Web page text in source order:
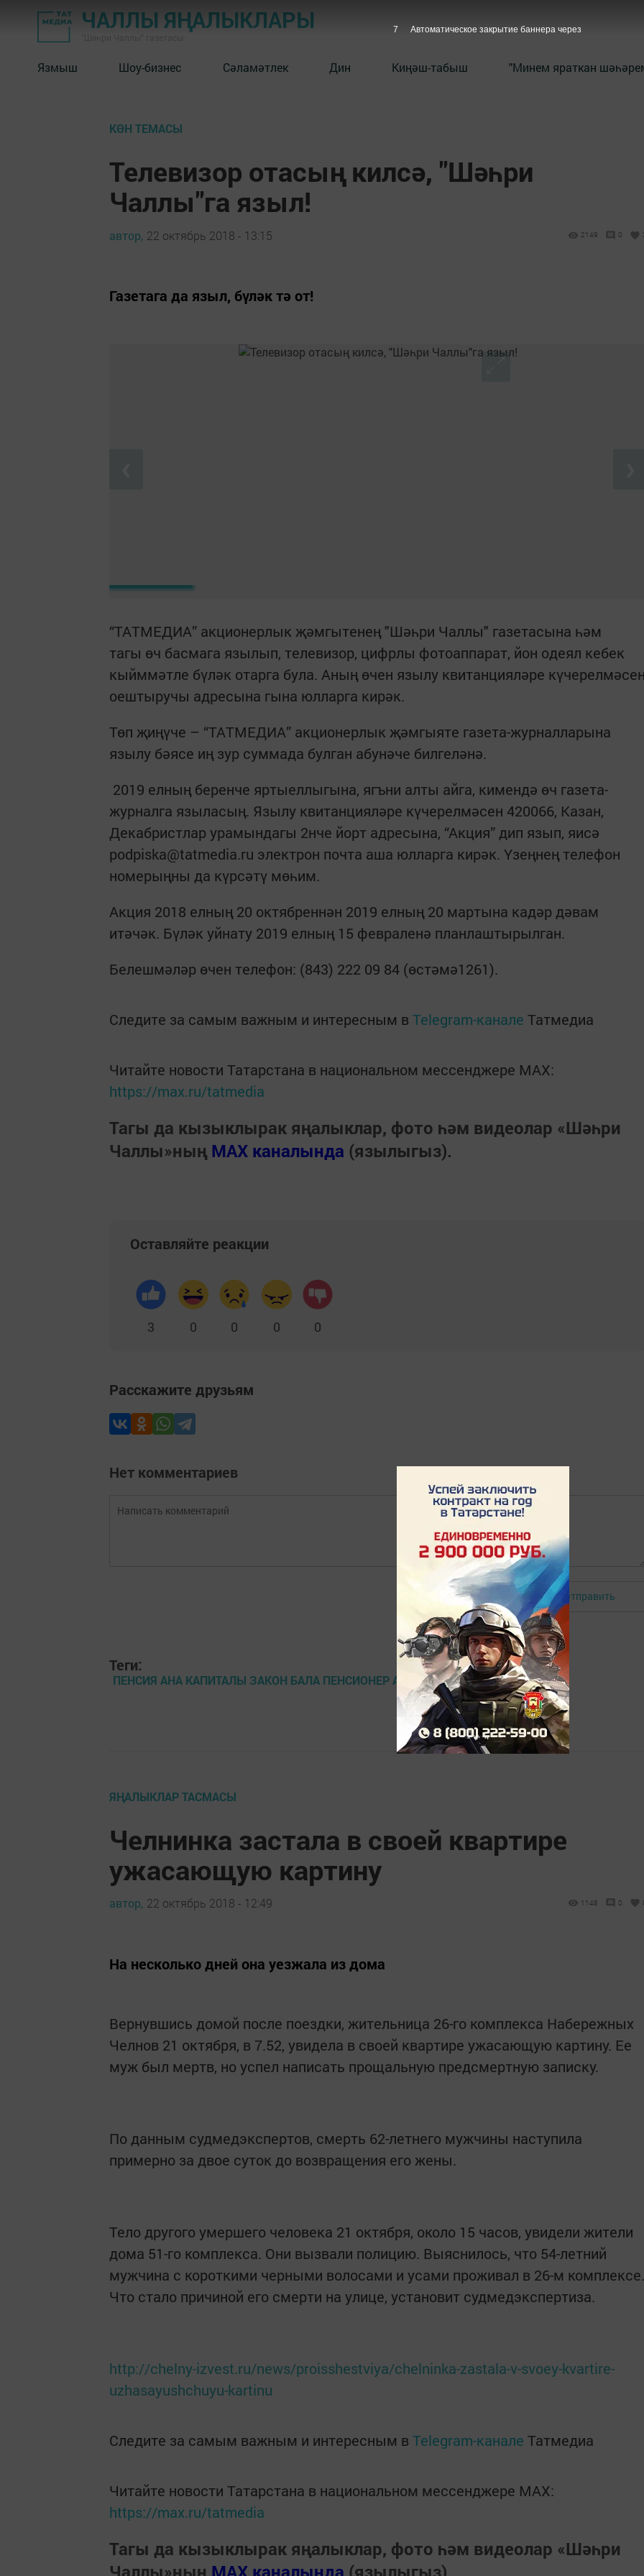
ЧАЛЛЫ ЯҢАЛЫКЛАРЫ
Язмыш Шоу-бизнес Сәламәтлек Дин Киңәш-табыш "Минем яраткан
КӨН ТЕМАСЫ
Телевизор отасың килсә, "Шәһри
Чаллы"га языл!
автор, 22 октябрь 2018 - 13:15 2149 0
Газетага да языл, бүләк тә от!
“ТАТМЕДИА” акционерлык җәмгытенең "Шәһри Чаллы" газетасына һәм
тагы өч басмага язылып, телевизор, цифрлы фотоаппарат, йон одеял кебек
кыйммәтле бүләк отарга була. Аның өчен язылу квитанцияләре
оештыручы адресына гына юлларга кирәк.
Төп җиңүче – “ТАТМЕДИА” акционерлык җәмгыяте газета-журналларына
язылу бәясе иң зур суммада булган абунәче билгеләнә.
2019 елның беренче яртыеллыгына, ягъни алты айга, кимендә өч газета-
журналга языласың. Язылу квитанцияләре күчерелмәсен 420066, Казан,
Декабристлар урамындагы 2нче йорт адресына, “Акция” дип язып, яисә
podpiska@tatmedia.ru электрон почта аша юлларга кирәк. Үзеңнең телефон
номерыңны да күрсәтү мөһим.
Акция 2018 елның 20 октябреннән 2019 елның 20 мартына кадәр дәвам
итәчәк. Бүләк уйнату 2019 елның 15 февраленә планлаштырылган.
Белешмәләр өчен телефон: (843) 222 09 84 (өстәмә1261).
Следите за самым важным и интересным в Telegram-канале Татмедиа
Читайте новости Татарстана в национальном мессенджере MАХ:
https://max.ru/tatmedia
Тагы да кызыклырак яңалыклар, фото һәм видеолар «Шәһри
Чаллы»ның MAX каналында (язылыгыз).
Оставляйте реакции
3 0 0 0 0
Расскажите друзьям
Нет комментариев
Авторизоваться Отправить
Теги:
ПЕНСИЯ АНА КАПИТАЛЫ ЗАКОН БАЛА ПЕНСИОНЕР АКЧА ИДЕКСАЦИЯ
ЯҢАЛЫКЛАР ТАСМАСЫ
Челнинка застала в своей квартире
ужасающую картину
автор, 22 октябрь 2018 - 12:49 1148 0
На несколько дней она уезжала из дома
Вернувшись домой после поездки, жительница 26-го комплекса Набережных
Челнов 21 октября, в 7.52, увидела в своей квартире ужасающую картину. Ее
муж был мертв, но успел написать прощальную предсмертную записку.
По данным судмедэкспертов, смерть 62-летнего мужчины наступила
примерно за двое суток до возвращения его жены.
Тело другого умершего человека 21 октября, около 15 часов, увидели жители
дома 51-го комплекса. Они вызвали полицию. Выяснилось, что 54-летний
мужчина с короткими черными волосами и усами проживал в 26-м комплексе.
Что стало причиной его смерти на улице, установит судмедэкспертиза.
http://chelny-izvest.ru/news/proisshestviya/chelninka-zastala-v-svoey-kvartire-
uzhasayushchuyu-kartinu
Следите за самым важным и интересным в Telegram-канале Татмедиа
Читайте новости Татарстана в национальном мессенджере MАХ:
https://max.ru/tatmedia
Тагы да кызыклырак яңалыклар, фото һәм видеолар «Шәһри
6 Автоматическое закрытие баннера через